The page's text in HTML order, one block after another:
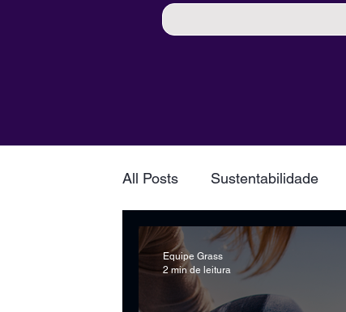
All Posts Sustentabilidade
Equipe Grass
2 min de leitura